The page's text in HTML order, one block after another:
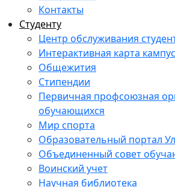
Контакты
Студенту
Центр обслуживания
Интерактивная карта
Общежития
Стипендии
Первичная профсоюзная
обучающихся
Мир спорта
Образовательный портал
Объединенный совет
Воинский учет
Научная библиотека